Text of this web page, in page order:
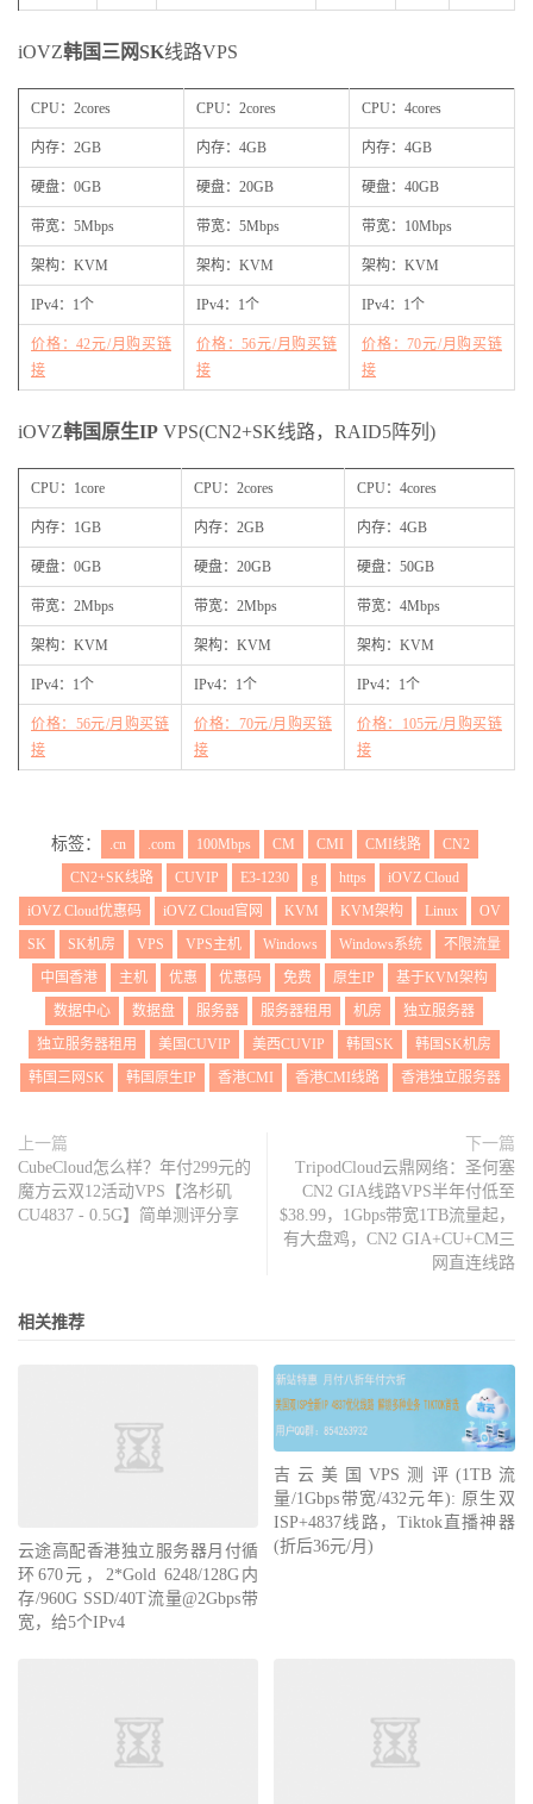
iOVZ韩国三网SK线路VPS
CPU：2cores CPU：2cores CPU：4cores
内存：2GB 内存：4GB 内存：4GB
硬盘：0GB 硬盘：20GB 硬盘：40GB
带宽：5Mbps 带宽：5Mbps 带宽：10Mbps
架构：KVM 架构：KVM 架构：KVM
IPv4：1个 IPv4：1个 IPv4：1个
价格：42元/月购买链
接
价格：56元/月购买链
接
价格：70元/月购买链
接
iOVZ韩国原生IP VPS(CN2+SK线路，RAID5阵列)
CPU：1core CPU：2cores CPU：4cores
内存：1GB 内存：2GB 内存：4GB
硬盘：0GB 硬盘：20GB 硬盘：50GB
带宽：2Mbps 带宽：2Mbps 带宽：4Mbps
架构：KVM 架构：KVM 架构：KVM
IPv4：1个 IPv4：1个 IPv4：1个
价格：56元/月购买链
接
价格：70元/月购买链
接
价格：105元/月购买链
接
标签： .cn .com 100Mbps CM CMI CMI线路
CN2
CN2+SK线路
CUVIP E3-1230 g https
iOVZ Cloud
iOVZ Cloud优惠码
iOVZ Cloud官网 KVM KVM架构 Linux
OV
SK
SK机房 VPS VPS主机 Windows Windows系统
不限流量
中国香港
主机 优惠 优惠码 免费 原生IP
基于KVM架构
数据中心
数据盘 服务器 服务器租用 机房
独立服务器
独立服务器租用
美国CUVIP 美西CUVIP 韩国SK
韩国SK机房
韩国三网SK
韩国原生IP 香港CMI 香港CMI线路 香港独立服务器
上一篇
CubeCloud怎么样？年付299元的
魔方云双12活动VPS【洛杉矶
CU4837 - 0.5G】简单测评分享
下一篇
TripodCloud云鼎网络：圣何塞
CN2 GIA线路VPS半年付低至
$38.99，1Gbps带宽1TB流量起，
有大盘鸡，CN2 GIA+CU+CM三
网直连线路
相关推荐
云途高配香港独立服务器月付循
环670元，2*Gold 6248/128G内
存/960G SSD/40T流量@2Gbps带
宽，给5个IPv4
吉云美国VPS测评(1TB流
量/1Gbps带宽/432元年): 原生双
ISP+4837线路，Tiktok直播神器
(折后36元/月)